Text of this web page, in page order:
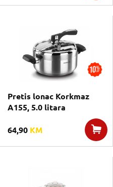
Pretis lonac Korkmaz
A155, 5.0 litara
64,90 KM